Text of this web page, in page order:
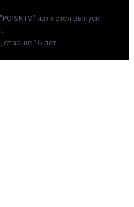
является выпуск
старше 16 лет.